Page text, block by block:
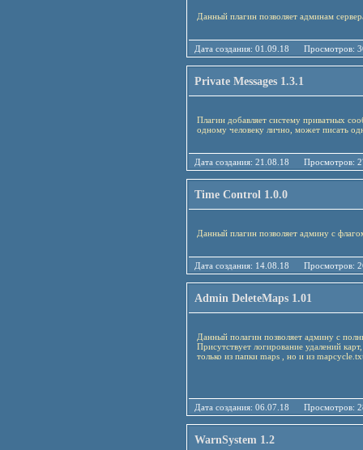
Данный плагин позволяет админам
Дата создания: 01.09.18
Private Messages 1.3.1
Плагин добавляет систему приватных
одному человеку лично, может писать
Дата создания: 21.08.18
Time Control 1.0.0
Данный плагин позволяет админу с
Дата создания: 14.08.18
Admin DeleteMaps 1.01
Данный полагин позволяет админу с
Присутствует логирование удалений
только из папки maps , но и из
Дата создания: 06.07.18
WarnSystem 1.2